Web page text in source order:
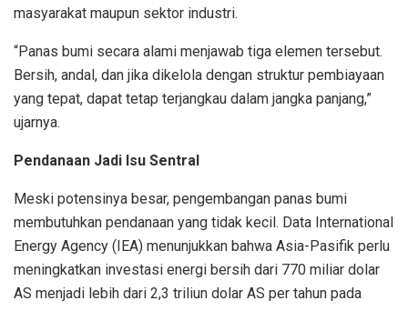
masyarakat maupun sektor industri.
“Panas bumi secara alami menjawab tiga elemen tersebut.
Bersih, andal, dan jika dikelola dengan struktur pembiayaan
yang tepat, dapat tetap terjangkau dalam jangka panjang,”
ujarnya.
Pendanaan Jadi Isu Sentral
Meski potensinya besar, pengembangan panas bumi
membutuhkan pendanaan yang tidak kecil. Data International
Energy Agency (IEA) menunjukkan bahwa Asia-Pasifik perlu
meningkatkan investasi energi bersih dari 770 miliar dolar
AS menjadi lebih dari 2,3 triliun dolar AS per tahun pada